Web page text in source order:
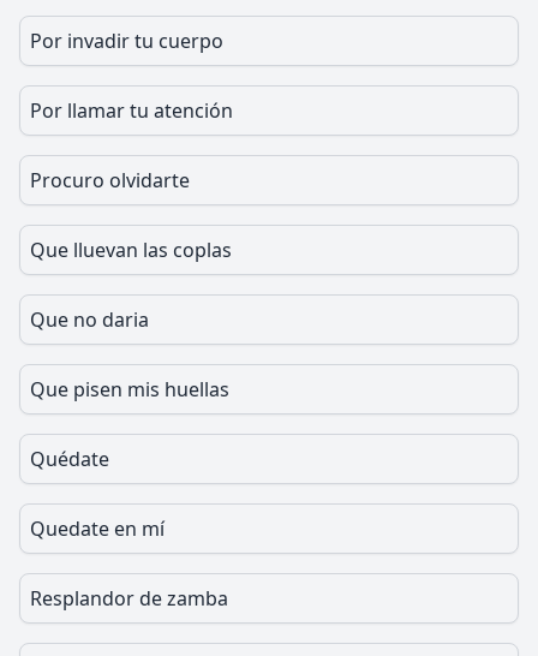
Por invadir tu cuerpo
Por llamar tu atención
Procuro olvidarte
Que lluevan las coplas
Que no daria
Que pisen mis huellas
Quédate
Quedate en mí
Resplandor de zamba